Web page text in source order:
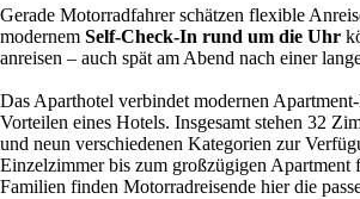
Gerade Motorradfahrer schätzen flexible
modernem Self-Check-In rund um die Uhr
anreisen – auch spät am Abend nach einer
Das Aparthotel verbindet modernen
Vorteilen eines Hotels. Insgesamt stehen 32
und neun verschiedenen Kategorien zur
Einzelzimmer bis zum großzügigen Apartment
Familien finden Motorradreisende hier die